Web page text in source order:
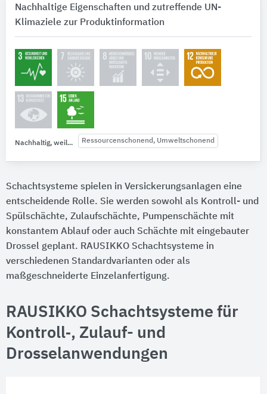
Nachhaltige Eigenschaften und zutreffende UN-
Klimaziele zur Produktinformation
Nachhaltig, weil... Ressourcenschonend, Umweltschonend
Schachtsysteme spielen in Versickerungsanlagen eine
entscheidende Rolle. Sie werden sowohl als Kontroll- und
Spülschächte, Zulaufschächte, Pumpenschächte mit
konstantem Ablauf oder auch Schächte mit eingebauter
Drossel geplant. RAUSIKKO Schachtsysteme in
verschiedenen Standardvarianten oder als
maßgeschneiderte Einzelanfertigung.
RAUSIKKO Schachtsysteme für
Kontroll‑, Zulauf- und
Drosselanwendungen